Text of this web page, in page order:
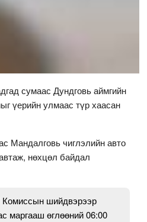
сумаас Дундговь аймгийн
үерийн улмаас түр хаасан
Мандалговь чиглэлийн авто
нөхцөл байдал
шийдвэрээр
маргааш өглөөний 06:00